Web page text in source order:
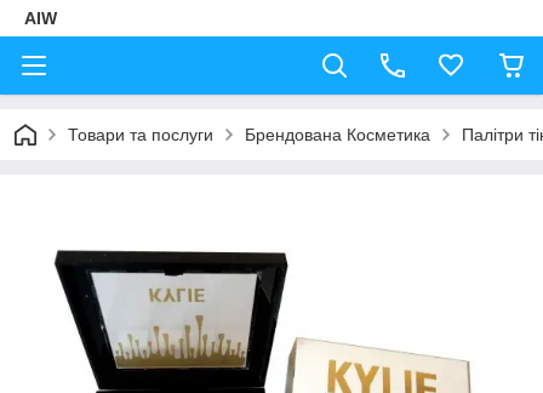
AIW
Товари та послуги Брендована Косметика Палітри